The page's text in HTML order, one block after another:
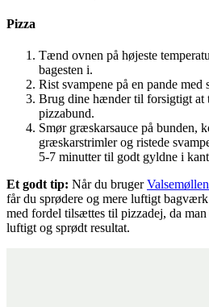
Pizza
Tænd ovnen på højeste
bagesten i.
Rist svampene på en pande med
Brug dine hænder til forsigtigt at
pizzabund.
Smør græskarsauce på bunden,
græskarstrimler og ristede
5-7 minutter til godt gyldne i
Et godt tip: Når du bruger
får du sprødere og mere luftigt
med fordel tilsættes til pizzadej, da
luftigt og sprødt resultat.